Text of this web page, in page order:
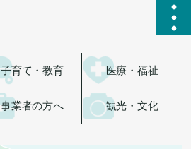
ハ
子育て・教育 医療・福祉
事業者の方へ 観光・文化